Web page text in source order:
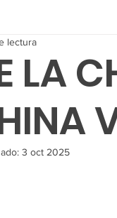
LA
lectura
3 oct 2025